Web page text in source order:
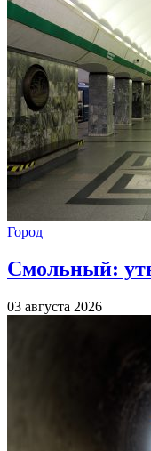
Город
Смольный:
03 августа 2026